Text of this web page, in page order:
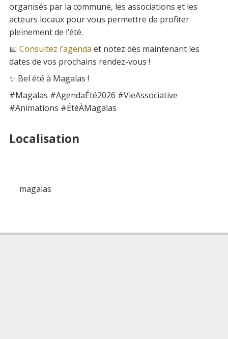
organisés par la commune, les associations et les
acteurs locaux pour vous permettre de profiter
pleinement de l’été.
📅 Consultez l’agenda et notez dès maintenant les
dates de vos prochains rendez-vous !
✨ Bel été à Magalas !
#Magalas #AgendaÉté2026 #VieAssociative
#Animations #ÉtéÀMagalas
Localisation
magalas